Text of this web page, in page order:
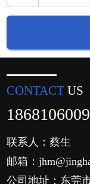
CONTACT US
联系人：蔡生
邮箱：
公司地址：东莞